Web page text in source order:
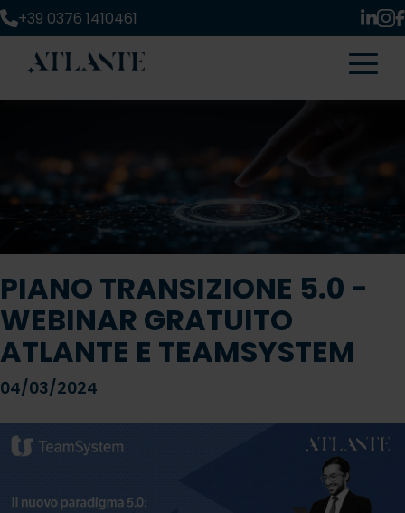
+39 0376 1410461
PIANO TRANSIZIONE 5.0 -
WEBINAR GRATUITO
ATLANTE E TEAMSYSTEM
04/03/2024